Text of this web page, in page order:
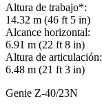
Altura de trabajo*:
14.32 m (46 ft 5 in)
Alcance horizontal:
6.91 m (22 ft 8 in)
Altura de articulación:
6.48 m (21 ft 3 in)
Genie Z-40/23N